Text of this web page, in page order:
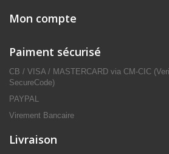
Mon compte
Paiment sécurisé
CB / VISA / MASTERCARD via CM-CIC
SecureCode)
PAYPAL
Virement Bancaire
Livraison